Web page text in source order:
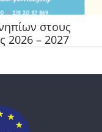
στους
2026 – 2027